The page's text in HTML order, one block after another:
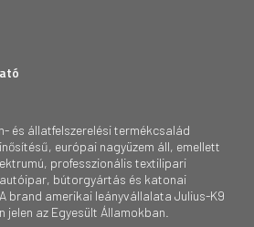
és állatfelszerelési termékcsalád
európai nagyüzem áll, emellett
professzionális textilipari
bútorgyártás és katonai
brand amerikai leányvállalata Julius-K9
jelen az Egyesült Államokban.